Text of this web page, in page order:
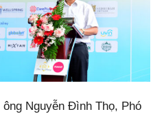
Nguyễn Đình Thọ, Phó